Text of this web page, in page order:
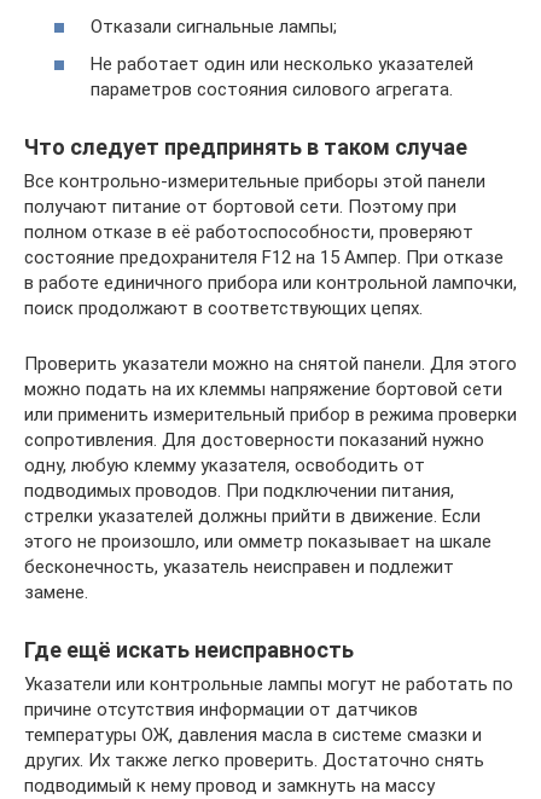
Отказали сигнальные лампы;
Не работает один или несколько указателей
параметров состояния силового агрегата.
Что следует предпринять в таком случае
Все контрольно-измерительные приборы этой панели
получают питание от бортовой сети. Поэтому при
полном отказе в её работоспособности, проверяют
состояние предохранителя F12 на 15 Ампер. При отказе
в работе единичного прибора или контрольной лампочки,
поиск продолжают в соответствующих цепях.
Проверить указатели можно на снятой панели. Для этого
можно подать на их клеммы напряжение бортовой сети
или применить измерительный прибор в режима проверки
сопротивления. Для достоверности показаний нужно
одну, любую клемму указателя, освободить от
подводимых проводов. При подключении питания,
стрелки указателей должны прийти в движение. Если
этого не произошло, или омметр показывает на шкале
бесконечность, указатель неисправен и подлежит
замене.
Где ещё искать неисправность
Указатели или контрольные лампы могут не работать по
причине отсутствия информации от датчиков
температуры ОЖ, давления масла в системе смазки и
других. Их также легко проверить. Достаточно снять
подводимый к нему провод и замкнуть на массу